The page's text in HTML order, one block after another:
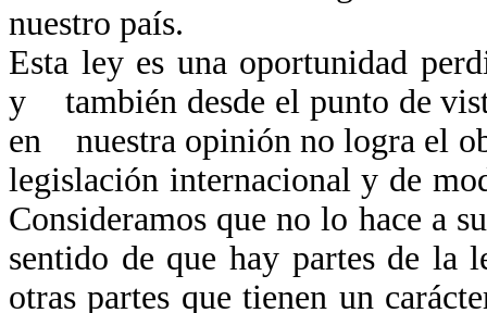
nuestro país.
Esta ley es una oportunidad
y también desde el punto de
en nuestra opinión no logra el
legislación internacional y de
Consideramos que no lo hace a
sentido de que hay partes de
otras partes que tienen un